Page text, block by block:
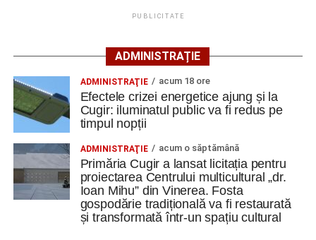
ratezi”
Facebook Messenger WhatsApp Twitter Email
PUBLICITATE
ADMINISTRAȚIE
ADMINISTRAŢIE acum 18 ore
Efectele crizei energetice ajung și la
Cugir: iluminatul public va fi redus pe
timpul nopții
ADMINISTRAŢIE acum o săptămână
Primăria Cugir a lansat licitația pentru
proiectarea Centrului multicultural „dr.
Ioan Mihu” din Vinerea. Fosta
gospodărie tradițională va fi restaurată
și transformată într-un spațiu cultural